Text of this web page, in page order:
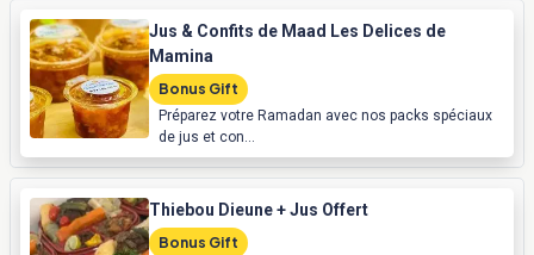
Jus & Confits de Maad Les Delices de
Mamina
Bonus Gift
Préparez votre Ramadan avec nos packs spéciaux
de jus et con...
Thiebou Dieune + Jus Offert
Bonus Gift